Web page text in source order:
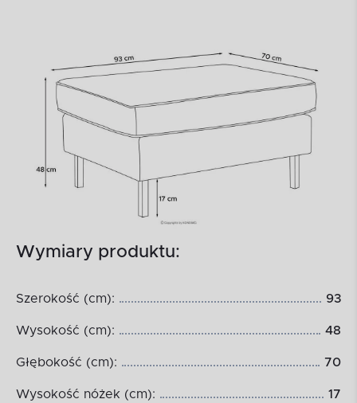
Wymiary produktu:
Szerokość (cm): 93
Wysokość (cm): 48
Głębokość (cm): 70
Wysokość nóżek (cm): 17